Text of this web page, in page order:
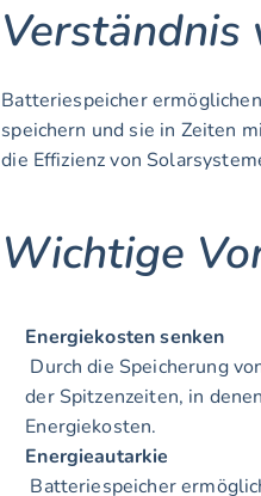
Verständnis
Batteriespeicher
speichern und sie in Zeiten
die Effizienz von
Wichtige
Energiekosten senken
der Spitzenzeiten, in
Energiekosten.
Energieautarkie